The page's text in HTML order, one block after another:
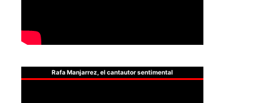
Rafa Manjarrez, el cantautor sentimental